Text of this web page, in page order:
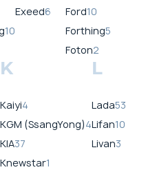
10
Exeed6
Ford10
Forthing5
Foton2
K
Kaiyi4
KGM (SsangYong)4
KIA37
Knewstar1
L
Lada53
Lifan10
Livan3